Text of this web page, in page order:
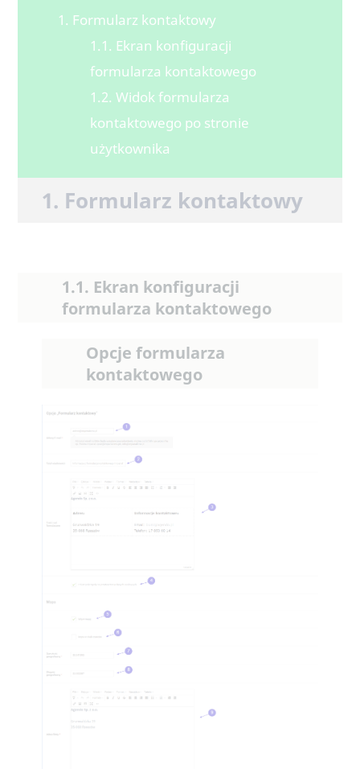
1. Formularz kontaktowy
1.1. Ekran konfiguracji
formularza kontaktowego
1.2. Widok formularza
kontaktowego po stronie
użytkownika
1. Formularz kontaktowy
1.1. Ekran konfiguracji
formularza kontaktowego
Opcje formularza
kontaktowego